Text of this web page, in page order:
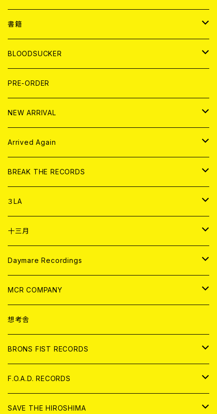
７EP
LP
WORLD
7EP
LP
JAPAN
T-shirt
HOOD
WORLD
T-shirt
HOOD
書籍
MAGAZINE
BOLLOCKS
EL ZINE
写真集 (PHOTOBOOK)
BLOODSUCKER
CD
アナログ
アパレル
書籍
DIGITAL CONTENTS
PRE-ORDER
NEW ARRIVAL
CD
アナログ
Arrived Again
CD
アナログ
BREAK THE RECORDS
CD
ANALOG
アパレル
３LA
CD
ANALOG
十三月
CD
ANALOG
Daymare Recordings
CD
ANALOG
MCR COMPANY
CD
アパレル
ANALOG
想考舎
BRONS FIST RECORDS
CD
ANALOG
F.O.A.D. RECORDS
CD
SAVE THE HIROSHIMA